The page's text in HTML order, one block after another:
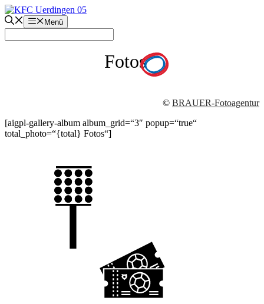
Zum
Inhalt
springen
Menü
Fotos
© BRAUER-Fotoagentur
[aigpl-gallery-album album_grid=“3″ popup=“true“
total_photo=“{total} Fotos“]